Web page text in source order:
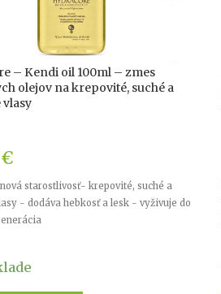
– Kendi oil 100ml – zmes
olejov na krepovité, suché a
vlasy
€
starostlivosť- krepovité, suché a
- dodáva hebkosť a lesk - vyživuje do